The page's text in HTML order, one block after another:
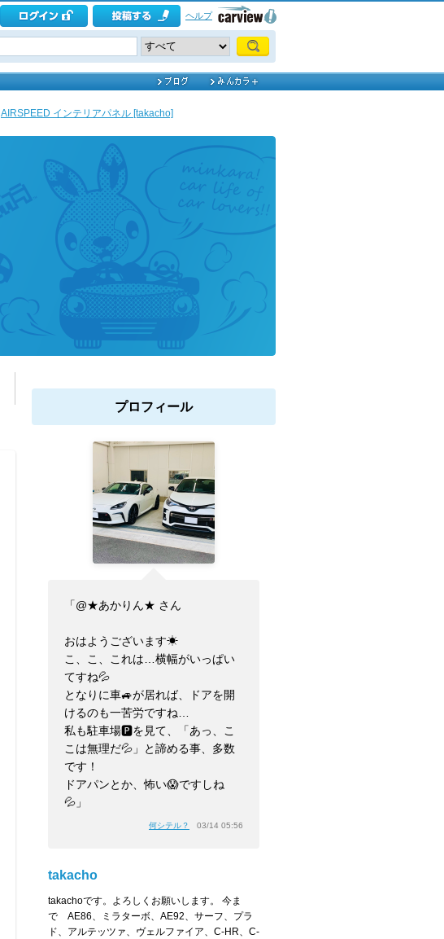
ヘルプ
AIRSPEED インテリアパネル [takacho]
プロフィール
「@★あかりん★ さん
おはようございます☀
こ、こ、これは…横幅がいっぱい
てすね💦
となりに車🚙が居れば、ドアを開
けるのも一苦労ですね…
私も駐車場🅿️を見て、「あっ、こ
こは無理だ💦」と諦める事、多数
です！
ドアパンとか、怖い😱ですしね
💦」
何シテル？ 03/14 05:56
takacho
takachoです。よろしくお願いします。 今ま
で AE86、ミラターボ、AE92、サーフ、プラ
ド、アルテッツァ、ヴェルファイア、C-HR、C-